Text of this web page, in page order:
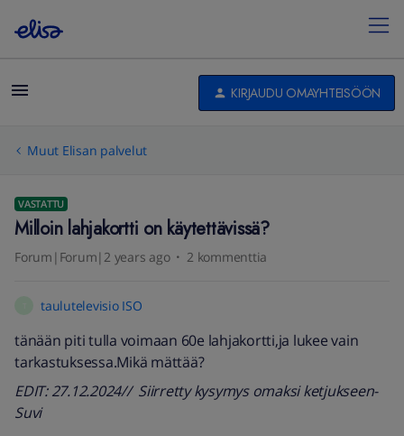
KIRJAUDU OMAYHTEISÖÖN
Muut Elisan palvelut
VASTATTU
Milloin lahjakortti on käytettävissä?
Forum|Forum|2 years ago 2 kommenttia
taulutelevisio ISO
tänään piti tulla voimaan 60e lahjakortti,ja lukee vain
tarkastuksessa.Mikä mättää?
EDIT: 27.12.2024// Siirretty kysymys omaksi ketjukseen-
Suvi